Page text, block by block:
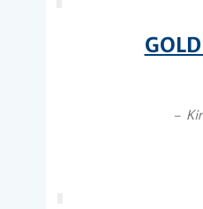
–